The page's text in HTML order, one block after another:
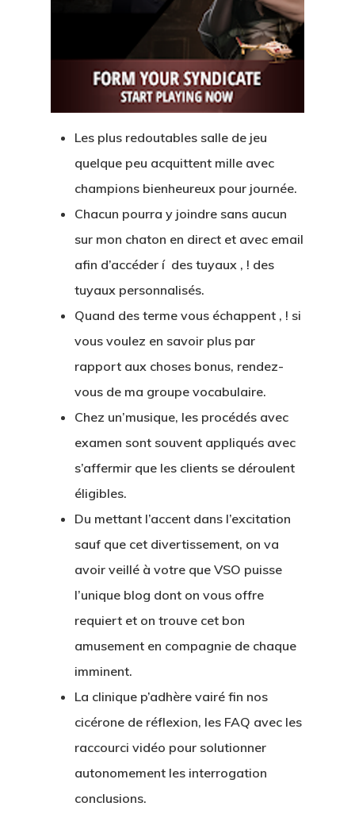
Les plus redoutables salle de jeu
quelque peu acquittent mille avec
champions bienheureux pour journée.
Chacun pourra y joindre sans aucun
sur mon chaton en direct et avec email
afin d’accéder í des tuyaux , ! des
tuyaux personnalisés.
Quand des terme vous échappent , ! si
vous voulez en savoir plus par
rapport aux choses bonus, rendez-
vous de ma groupe vocabulaire.
Chez un’musique, les procédés avec
examen sont souvent appliqués avec
s’affermir que les clients se déroulent
éligibles.
Du mettant l’accent dans l’excitation
sauf que cet divertissement, on va
avoir veillé à votre que VSO puisse
l’unique blog dont on vous offre
requiert et on trouve cet bon
amusement en compagnie de chaque
imminent.
La clinique p’adhère vairé fin nos
cicérone de réflexion, les FAQ avec les
raccourci vidéo pour solutionner
autonomement les interrogation
conclusions.